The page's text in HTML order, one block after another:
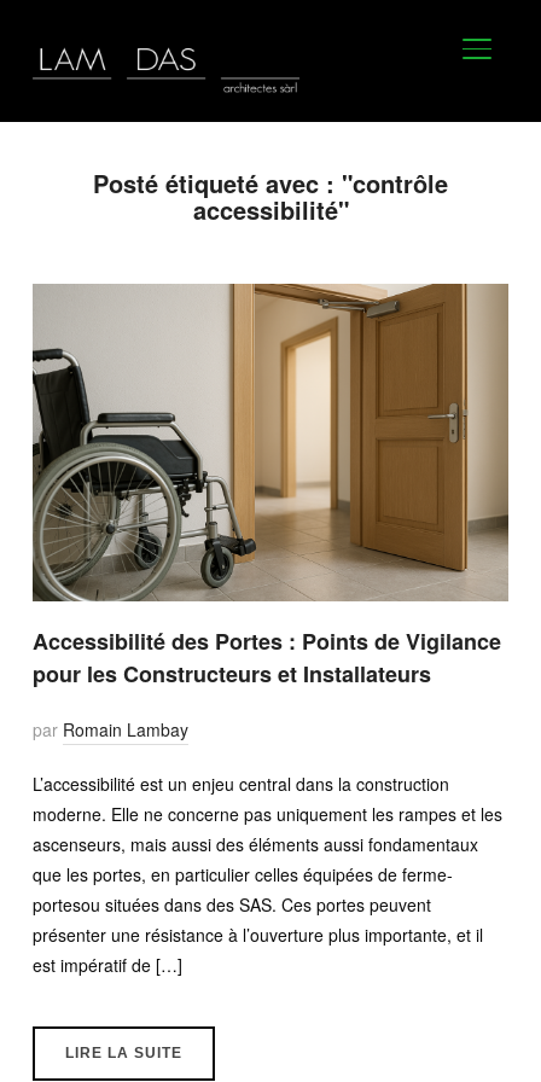
Posté étiqueté avec : "contrôle
accessibilité"
Accessibilité des Portes : Points de Vigilance
pour les Constructeurs et Installateurs
par Romain Lambay
L’accessibilité est un enjeu central dans la construction
moderne. Elle ne concerne pas uniquement les rampes et les
ascenseurs, mais aussi des éléments aussi fondamentaux
que les portes, en particulier celles équipées de ferme-
portesou situées dans des SAS. Ces portes peuvent
présenter une résistance à l’ouverture plus importante, et il
est impératif de […]
LIRE LA SUITE